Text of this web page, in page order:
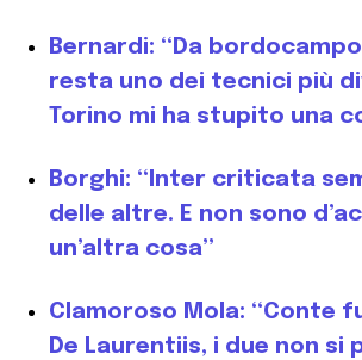
Bernardi: “Da
resta uno dei tecnici più
Torino mi ha stupito una
Borghi: “Inter criticata
delle altre. E non sono
un’altra cosa”
Clamoroso Mola: “Conte
De Laurentiis, i due non si